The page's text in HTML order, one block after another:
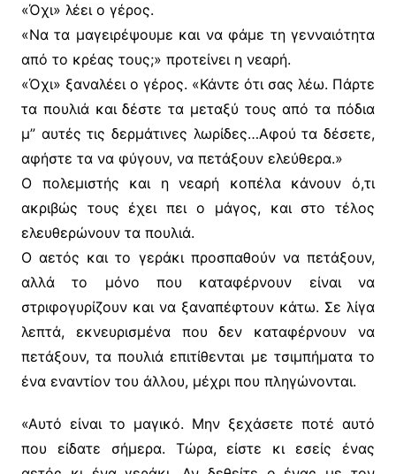
«Όχι» λέει ο γέρος.
«Να τα μαγειρέψουμε και να φάμε τη γενναιότητα
από το κρέας τους;» προτείνει η νεαρή.
«Όχι» ξαναλέει ο γέρος. «Κάντε ότι σας λέω. Πάρτε
τα πουλιά και δέστε τα μεταξύ τους από τα πόδια
μ” αυτές τις δερμάτινες λωρίδες…Αφού τα δέσετε,
αφήστε τα να φύγουν, να πετάξουν ελεύθερα.»
Ο πολεμιστής και η νεαρή κοπέλα κάνουν ό,τι
ακριβώς τους έχει πει ο μάγος, και στο τέλος
ελευθερώνουν τα πουλιά.
Ο αετός και το γεράκι προσπαθούν να πετάξουν,
αλλά το μόνο που καταφέρνουν είναι να
στριφογυρίζουν και να ξαναπέφτουν κάτω. Σε λίγα
λεπτά, εκνευρισμένα που δεν καταφέρνουν να
πετάξουν, τα πουλιά επιτίθενται με τσιμπήματα το
ένα εναντίον του άλλου, μέχρι που πληγώνονται.
«Αυτό είναι το μαγικό. Μην ξεχάσετε ποτέ αυτό
που είδατε σήμερα. Τώρα, είστε κι εσείς ένας